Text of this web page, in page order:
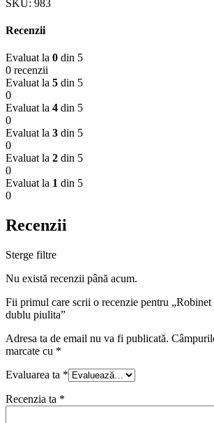
SKU: 983
Recenzii
Evaluat la 0 din 5
0 recenzii
Evaluat la 5 din 5
0
Evaluat la 4 din 5
0
Evaluat la 3 din 5
0
Evaluat la 2 din 5
0
Evaluat la 1 din 5
0
Recenzii
Sterge filtre
Nu există recenzii până acum.
Fii primul care scrii o recenzie pentru
dublu piulita”
Adresa ta de email nu va fi publicată.
marcate cu *
Evaluarea ta *
Recenzia ta *